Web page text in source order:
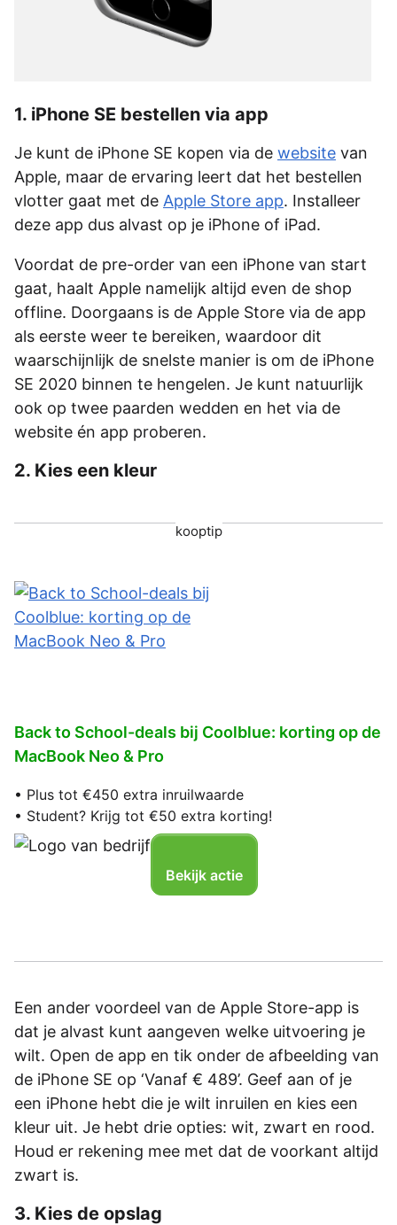
1. iPhone SE bestellen via app
Je kunt de iPhone SE kopen via de website van
Apple, maar de ervaring leert dat het bestellen
vlotter gaat met de Apple Store app. Installeer
deze app dus alvast op je iPhone of iPad.
Voordat de pre-order van een iPhone van start
gaat, haalt Apple namelijk altijd even de shop
offline. Doorgaans is de Apple Store via de app
als eerste weer te bereiken, waardoor dit
waarschijnlijk de snelste manier is om de iPhone
SE 2020 binnen te hengelen. Je kunt natuurlijk
ook op twee paarden wedden en het via de
website én app proberen.
2. Kies een kleur
kooptip
Back to School-deals bij Coolblue: korting op de
MacBook Neo & Pro
• Plus tot €450 extra inruilwaarde
• Student? Krijg tot €50 extra korting!
Bekijk actie
Een ander voordeel van de Apple Store-app is
dat je alvast kunt aangeven welke uitvoering je
wilt. Open de app en tik onder de afbeelding van
de iPhone SE op ‘Vanaf € 489’. Geef aan of je
een iPhone hebt die je wilt inruilen en kies een
kleur uit. Je hebt drie opties: wit, zwart en rood.
Houd er rekening mee met dat de voorkant altijd
zwart is.
3. Kies de opslag